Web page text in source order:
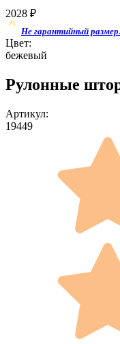
2028 ₽
Не гарантийный
Цвет:
бежевый
Рулонные
Артикул:
19449